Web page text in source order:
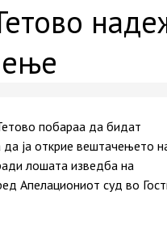
побараа да бидат
ја открие вештачењето
лошата изведба на
Апелациониот суд во